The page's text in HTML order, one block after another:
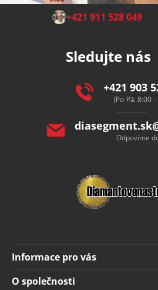
Z +421 911 528 049
Sledujte nás
+421 903
(Po-Pá: 8:00
diasegment.sk
Odpovíme
Informace pro vás
Doprava a platba
O společnosti